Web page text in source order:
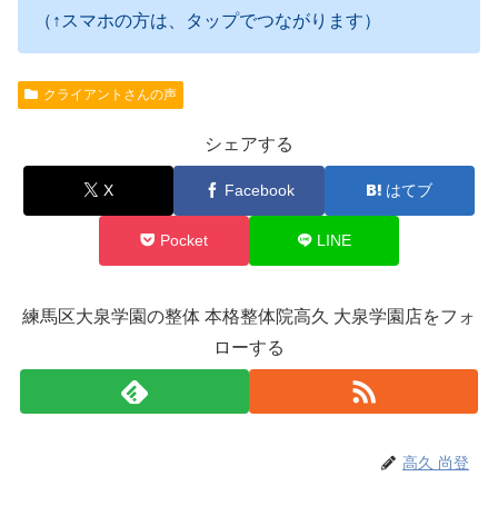
（↑スマホの方は、タップでつながります）
クライアントさんの声
シェアする
X Facebook はてブ
Pocket LINE
練馬区大泉学園の整体 本格整体院高久 大泉学園店をフォ
ローする
高久 尚登